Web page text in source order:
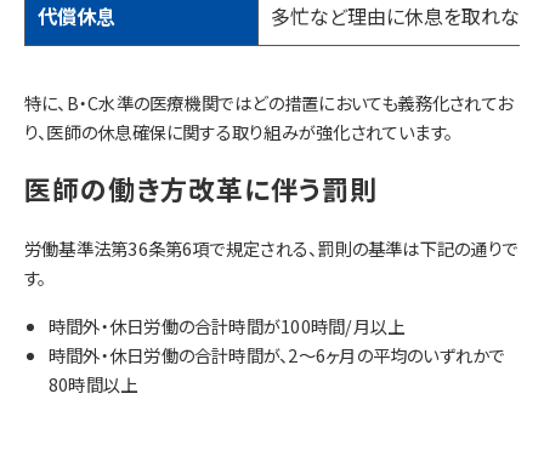
代償休息 多忙など理由に休息を取れなか
特に、B・C水準の医療機関ではどの措置においても義務化されてお
り、医師の休息確保に関する取り組みが強化されています。
医師の働き方改革に伴う罰則
労働基準法第36条第6項で規定される、罰則の基準は下記の通りで
す。
時間外・休日労働の合計時間が100時間/月以上
時間外・休日労働の合計時間が、2〜6ヶ月の平均のいずれかで
80時間以上